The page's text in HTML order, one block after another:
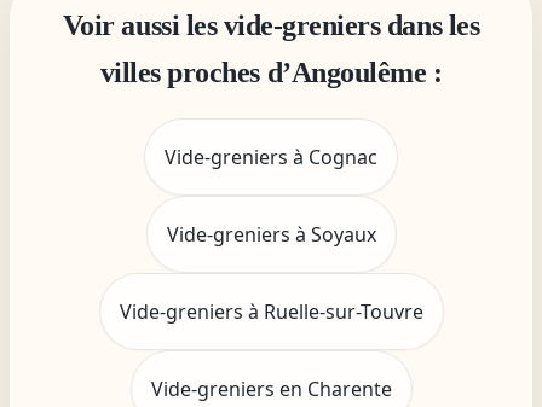
Voir aussi les vide-greniers dans les
villes proches d’Angoulême :
Vide-greniers à Cognac
Vide-greniers à Soyaux
Vide-greniers à Ruelle-sur-Touvre
Vide-greniers en Charente